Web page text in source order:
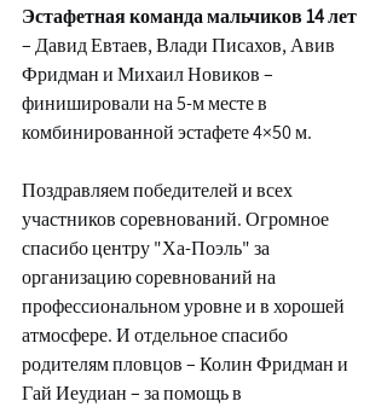
Эстафетная команда мальчиков 14 лет
– Давид Евтаев, Влади Писахов, Авив
Фридман и Михаил Новиков –
финишировали на 5-м месте в
комбинированной эстафете 4×50 м.
Поздравляем победителей и всех
участников соревнований. Огромное
спасибо центру "Ха-Поэль" за
организацию соревнований на
профессиональном уровне и в хорошей
атмосфере. И отдельное спасибо
родителям пловцов – Колин Фридман и
Гай Иеудиан – за помощь в